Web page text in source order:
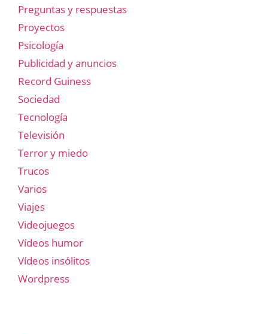
Preguntas y respuestas
Proyectos
Psicología
Publicidad y anuncios
Record Guiness
Sociedad
Tecnología
Televisión
Terror y miedo
Trucos
Varios
Viajes
Videojuegos
Vídeos humor
Vídeos insólitos
Wordpress